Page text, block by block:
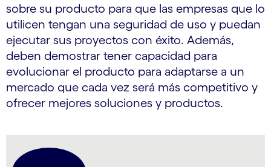
sobre su producto para que las empresas que lo
utilicen tengan una seguridad de uso y puedan
ejecutar sus proyectos con éxito. Además,
deben demostrar tener capacidad para
evolucionar el producto para adaptarse a un
mercado que cada vez será más competitivo y
ofrecer mejores soluciones y productos.